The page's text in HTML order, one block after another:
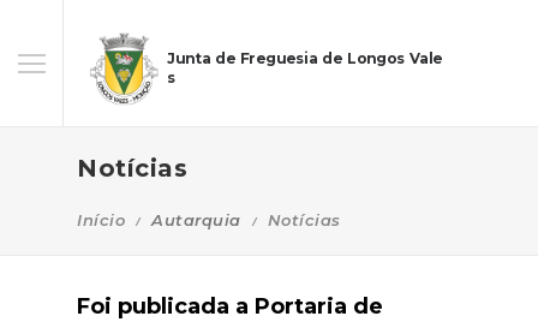
Junta de Freguesia de Longos Vale
s
Notícias
Início Autarquia Notícias
Foi publicada a Portaria de